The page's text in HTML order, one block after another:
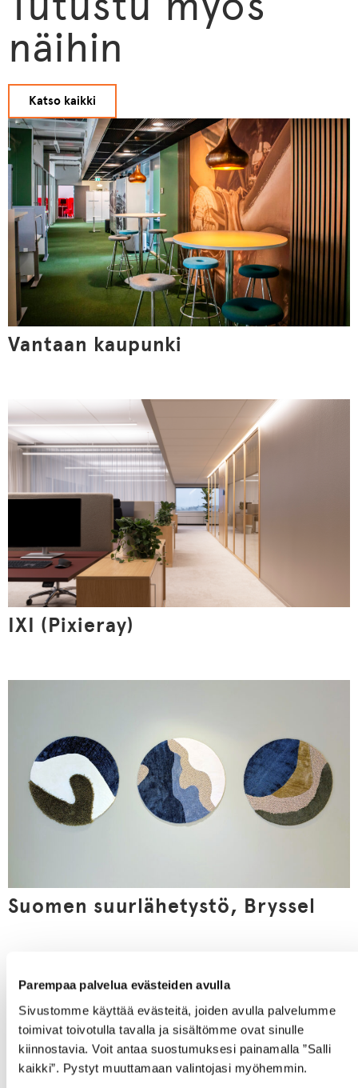
toimivat toivotulla tavalla ja sisältömme ovat sinulle
kaikki”. Pystyt muuttamaan valintojasi myöhemmin.
näihin
Katso kaikki
Vantaan kaupunki
IXI (Pixieray)
Suomen suurlähetystö, Bryssel